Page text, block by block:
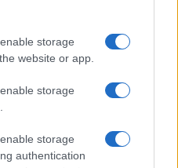
storage
website or app.
storage
storage
authentication
e infanzia: prevenire